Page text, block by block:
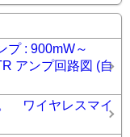
プ : 900mW～
アンプ回路図 (自
ワイヤレスマイ